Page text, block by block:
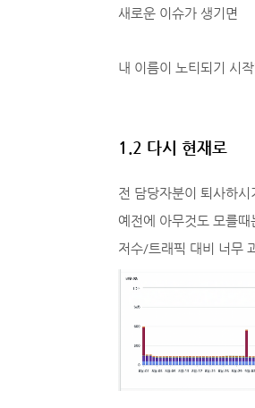
새로운 이슈가 생기면
내 이름이 노티되기 시작
1.2 다시 현재로
전 담당자분이 퇴사하
예전에 아무것도 모를
저수/트래픽 대비 너무